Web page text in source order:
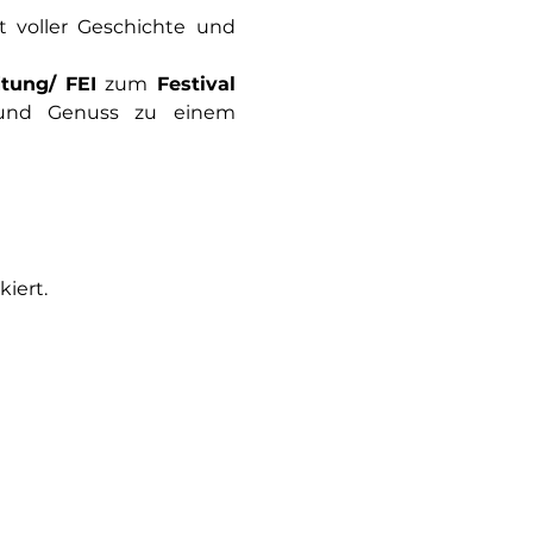
voller Geschichte und
FEI zum Festival
Genuss zu einem